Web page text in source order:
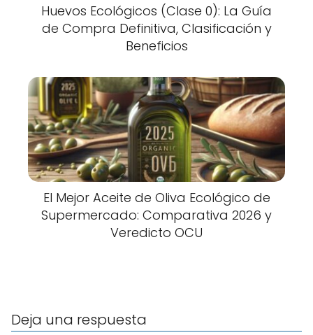
Huevos Ecológicos (Clase 0): La Guía
de Compra Definitiva, Clasificación y
Beneficios
El Mejor Aceite de Oliva Ecológico de
Supermercado: Comparativa 2026 y
Veredicto OCU
Deja una respuesta